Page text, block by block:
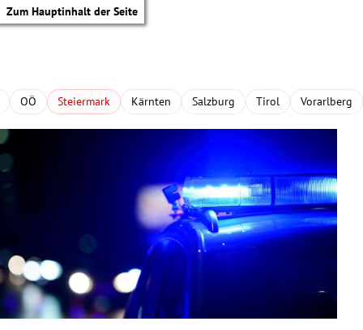
Zum Hauptinhalt der Seite
OÖ Steiermark Kärnten Salzburg Tirol Vorarlberg